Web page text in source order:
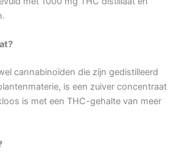
cannabinoïden die zijn gedistilleerd
is een zuiver concentraat
is met een THC-gehalte van meer